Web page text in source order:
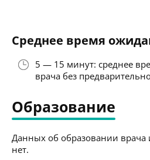
Среднее время
5 — 15 минут: среднее
врача без
Образование
Данных об образовании врача
нет.